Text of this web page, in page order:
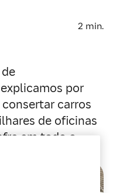
2 min.
por
consertar carros
de oficinas
em todo o